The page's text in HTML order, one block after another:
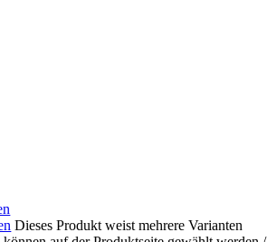
Dieses Produkt weist mehrere Varianten